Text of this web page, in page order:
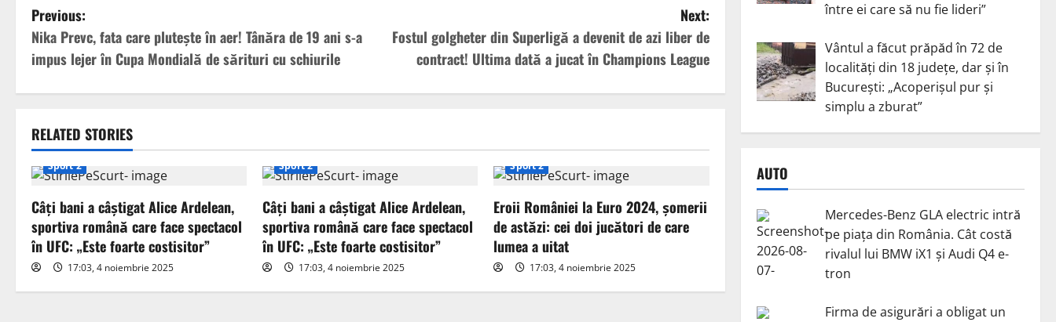
P
o
s
n
a
v
i
g
Previous:
Nika Prevc, fata care plutește în aer! Tânăra de 19 ani s-a
impus lejer în Cupa Mondială de sărituri cu schiurile
Next:
Fostul golgheter din Superligă a devenit de azi liber de
contract! Ultima dată a jucat în Champions League
RELATED STORIES
Sport 2
Câți bani a câștigat Alice Ardelean,
sportiva română care face spectacol
în UFC: „Este foarte costisitor”
17:03, 4 noiembrie 2025
Sport 2
Câți bani a câștigat Alice Ardelean,
sportiva română care face spectacol
în UFC: „Este foarte costisitor”
17:03, 4 noiembrie 2025
Sport 2
Eroii României la Euro 2024, șomerii
de astăzi: cei doi jucători de care
lumea a uitat
17:03, 4 noiembrie 2025
între ei care să nu fie lideri”
Vântul a făcut prăpăd în 72 de
localități din 18 județe, dar și în
București: „Acoperișul pur și
simplu a zburat”
AUTO
Mercedes-Benz GLA electric intră
pe piața din România. Cât costă
rivalul lui BMW iX1 și Audi Q4 e-
tron
Firma de asigurări a obligat un